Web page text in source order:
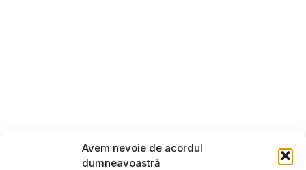
Avem nevoie de acordul
dumneavoastră